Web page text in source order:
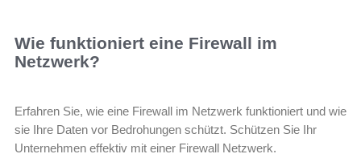
Wie funktioniert eine Firewall im
Netzwerk?
Erfahren Sie, wie eine Firewall im Netzwerk funktioniert und wie
sie Ihre Daten vor Bedrohungen schützt. Schützen Sie Ihr
Unternehmen effektiv mit einer Firewall Netzwerk.